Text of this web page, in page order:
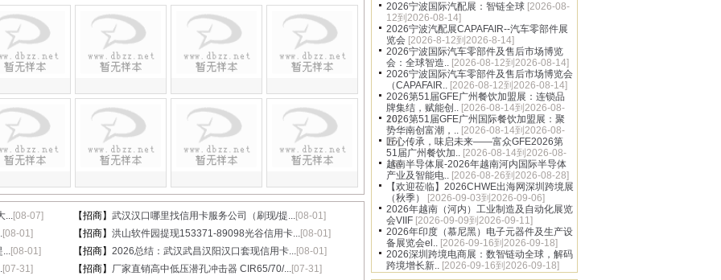
...[08-07] 【招商】 武汉汉口哪里找信用卡服务公司（刷现/提...[08-01]
[08-01] 【招商】 洪山软件园提现153371-89098光谷信用卡...[08-01]
...[08-01] 【招商】 2026总结：武汉武昌汉阳汉口套现信用卡...[08-01]
[07-31] 【招商】 厂家直销高中低压潜孔冲击器 CIR65/70/...[07-31]
2026宁波国际汽配展：智链全球 [2026-08-
12到2026-08-14]
2026宁波汽配展CAPAFAIR--汽车零部件展
览会 [2026-8-12到2026-8-14]
2026宁波国际汽车零部件及售后市场博览
会：全球智造.. [2026-08-12到2026-08-14]
2026宁波国际汽车零部件及售后市场博览会
（CAPAFAIR.. [2026-08-12到2026-08-14]
2026第51届GFE广州餐饮加盟展：连锁品
牌集结，赋能创.. [2026-08-14到2026-08-
16]
2026第51届GFE广州国际餐饮加盟展：聚
势华南创富潮，.. [2026-08-14到2026-08-
16]
匠心传承，味启未来——富众GFE2026第
51届广州餐饮加.. [2026-08-14到2026-08-
16]
越南半导体展-2026年越南河内国际半导体
产业及智能电.. [2026-08-26到2026-08-28]
【欢迎莅临】2026CHWE出海网深圳跨境展
（秋季）
[2026-09-03到2026-09-06]
2026年越南（河内）工业制造及自动化展览
会VIIF [2026-09-09到2026-09-11]
2026年印度（慕尼黑）电子元器件及生产设
备展览会el.. [2026-09-16到2026-09-18]
2026深圳跨境电商展：数智链动全球，解码
跨境增长新.. [2026-09-16到2026-09-18]